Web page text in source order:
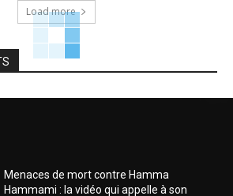
Load more
Menaces de mort contre Hamma
Hammami : la vidéo qui appelle à son